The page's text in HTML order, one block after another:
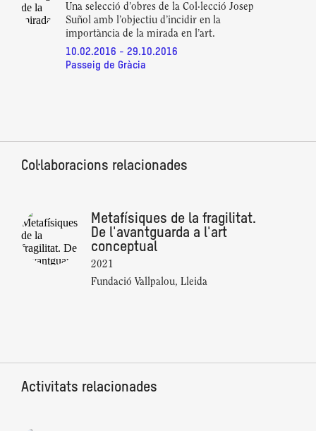
Una selecció d’obres de la Col·lecció Josep
Suñol amb l’objectiu d’incidir en la
importància de la mirada en l’art.
10.02.2016 - 29.10.2016
Passeig de Gràcia
Col·laboracions relacionades
Metafísiques de la fragilitat.
De l'avantguarda a l'art
conceptual
2021
Fundació Vallpalou, Lleida
Activitats relacionades